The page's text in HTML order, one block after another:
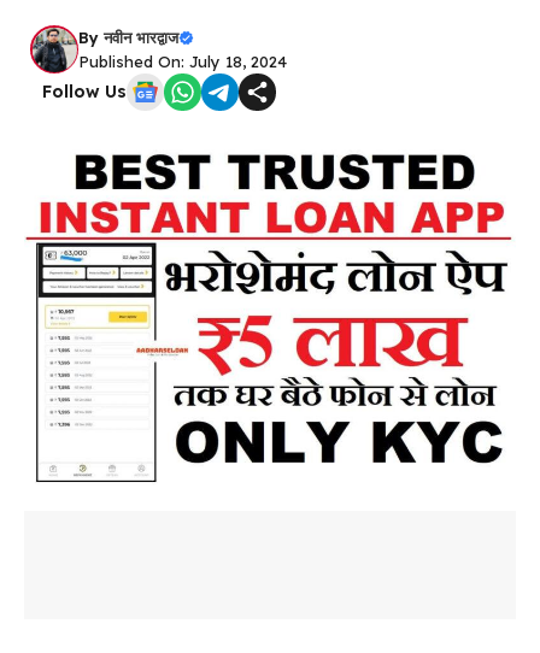
Byनवीन भारद्वाज
Published On: July 18, 2024
Follow Us